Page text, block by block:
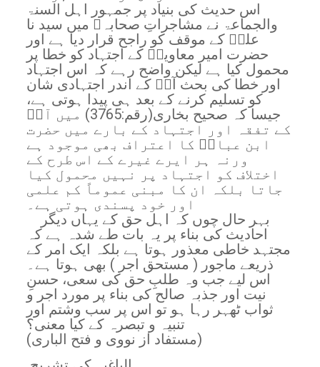
اس حدیث کی بنیاد پر جمہور اہل السنۃ
والجماعۃ نے مشاجراتِ صحابہ‌ؓ میں سید نا
علیؓ کے موقف کو راجح قرار دیا ہے اور
حضرت امیر معاویہؓ کے اجتہاد کو خطا پر
محمول کیا ہے لیکن واضح رہے کہ اس اجتہاد
اور خطا کی بحث آپؓ کے اندر اجتہادی شان
کو تسلیم کرنے کے بعد ہی پیدا ہوتی ہے،
جیسا کہ صحیح بخاری(رقم:3765) میں آپؓ
کے تفقہ اور اجتہاد کے بارے میں حضرت
ابن عباسؓ کا اعتراف بھی موجود ہے
ورنہ ہر ایرے غیرے کے اس طرح کے
اختلاف کو اجتہاد پر نہیں محمول کیا
جاتا بلکہ ان کا مبنی عموماً کم علمی
اور خود پسندی ہوتی ہے۔
احادیث کی بناء پر یہ بات طے شدہ ہے کہ
مجتہد خاطی معذور ہوتا ہے بلکہ ایک امر کے
ذریعے ماجور ( مستحق اجر ) بھی ہوتا ہے۔
اس لیے جب وہ طلبِ حق کی سعی، حسنِ
نیت اور جذبہ صالح کی بناء پر مورد اجر و
ثواب ٹھہر رہا ہو تو اس پر سب وشتم اور
تنبیہ و تبصرہ کے کیا معنی؟
(مستفاد از نووی و فتح الباری)